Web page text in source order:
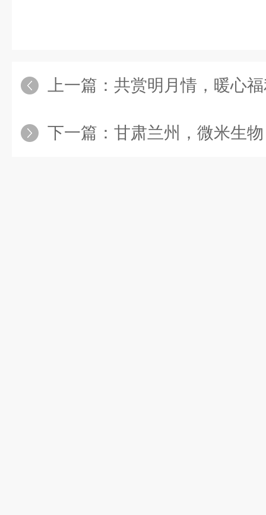
上一篇： 共赏明月情，暖心福利伴中秋
下一篇： 甘肃兰州，微米生物日处理